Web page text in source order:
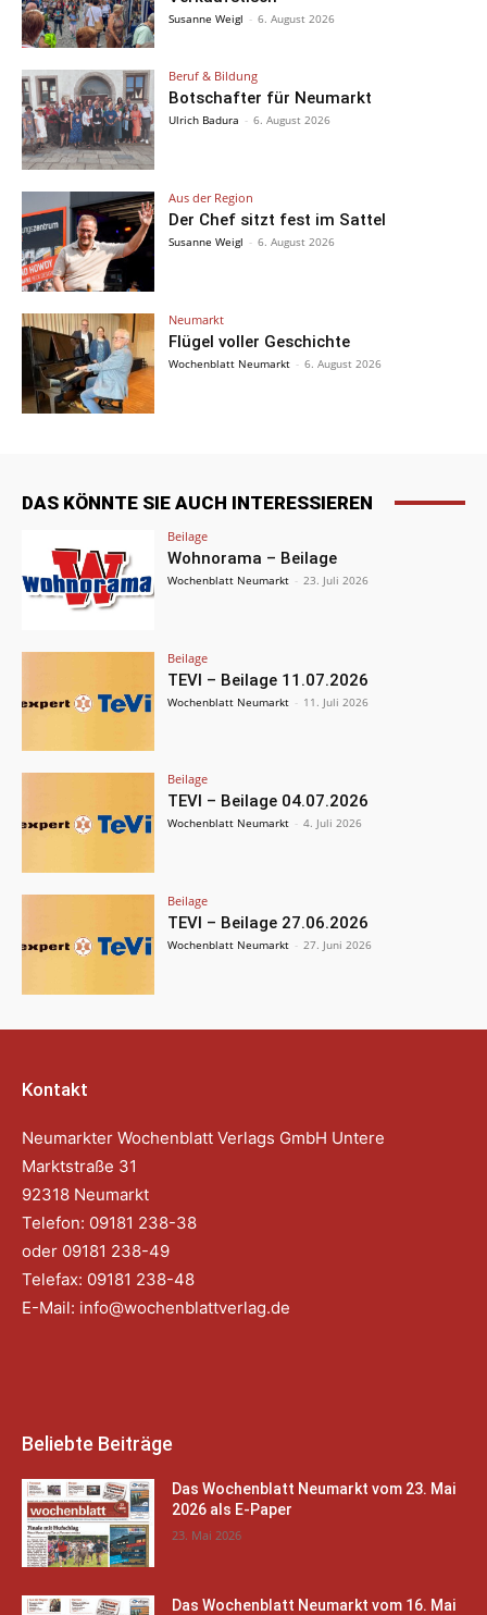
Susanne Weigl - 6. August 2026
Beruf & Bildung
Botschafter für Neumarkt
Ulrich Badura - 6. August 2026
Aus der Region
Der Chef sitzt fest im Sattel
Susanne Weigl - 6. August 2026
Neumarkt
Flügel voller Geschichte
Wochenblatt Neumarkt - 6. August 2026
DAS KÖNNTE SIE AUCH INTERESSIEREN
Beilage
Wohnorama – Beilage
Wochenblatt Neumarkt - 23. Juli 2026
Beilage
TEVI – Beilage 11.07.2026
Wochenblatt Neumarkt - 11. Juli 2026
Beilage
TEVI – Beilage 04.07.2026
Wochenblatt Neumarkt - 4. Juli 2026
Beilage
TEVI – Beilage 27.06.2026
Wochenblatt Neumarkt - 27. Juni 2026
Kontakt
Neumarkter Wochenblatt Verlags GmbH Untere
Marktstraße 31
92318 Neumarkt
Telefon: 09181 238-38
oder 09181 238-49
Telefax: 09181 238-48
E-Mail: info@wochenblattverlag.de
Beliebte Beiträge
Das Wochenblatt Neumarkt vom 23. Mai
2026 als E-Paper
23. Mai 2026
Das Wochenblatt Neumarkt vom 16. Mai